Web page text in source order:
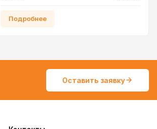
Подробнее
Оставить заявку